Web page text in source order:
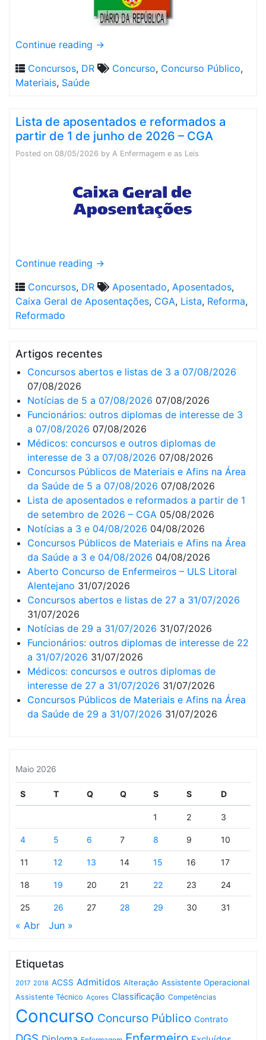
Continue reading →
Concursos, DR Concurso, Concurso Público,
Materiais, Saúde
Lista de aposentados e reformados a
partir de 1 de junho de 2026 – CGA
Posted on 08/05/2026 by A Enfermagem e as Leis
Continue reading →
Concursos, DR Aposentado, Aposentados,
Caixa Geral de Aposentações, CGA, Lista, Reforma,
Reformado
Artigos recentes
Concursos abertos e listas de 3 a 07/08/2026
07/08/2026
Notícias de 5 a 07/08/2026 07/08/2026
Funcionários: outros diplomas de interesse de 3
a 07/08/2026 07/08/2026
Médicos: concursos e outros diplomas de
interesse de 3 a 07/08/2026 07/08/2026
Concursos Públicos de Materiais e Afins na Área
da Saúde de 5 a 07/08/2026 07/08/2026
Lista de aposentados e reformados a partir de 1
de setembro de 2026 – CGA 05/08/2026
Notícias a 3 e 04/08/2026 04/08/2026
Concursos Públicos de Materiais e Afins na Área
da Saúde a 3 e 04/08/2026 04/08/2026
Aberto Concurso de Enfermeiros – ULS Litoral
Alentejano 31/07/2026
Concursos abertos e listas de 27 a 31/07/2026
31/07/2026
Notícias de 29 a 31/07/2026 31/07/2026
Funcionários: outros diplomas de interesse de 22
a 31/07/2026 31/07/2026
Médicos: concursos e outros diplomas de
interesse de 27 a 31/07/2026 31/07/2026
Concursos Públicos de Materiais e Afins na Área
da Saúde de 29 a 31/07/2026 31/07/2026
Maio 2026
S T Q Q S S D
1 2 3
4 5 6 7 8 9 10
11 12 13 14 15 16 17
18 19 20 21 22 23 24
25 26 27 28 29 30 31
« Abr Jun »
Etiquetas
2017 2018 ACSS Admitidos Alteração Assistente Operacional
Assistente Técnico Açores Classificação Competências
Concurso Concurso Público Contrato